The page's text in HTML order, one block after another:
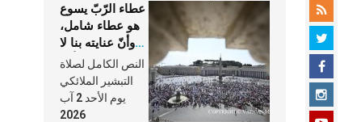
عطاء الرّبّ يسوع
هو عطاء شامل،
وأنّ عنايته بنا لا
تغيب عنّا أبدًا
النص الكامل لصلاة
التبشير الملائكي
يوم الأحد 2 آب
2026